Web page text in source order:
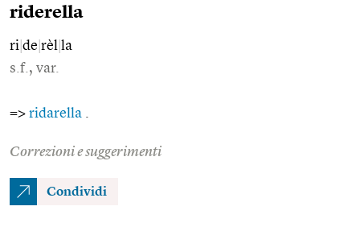
riderella
ri de rèl la
s.f., var.
=> ridarella
Correzioni e suggerimenti
Condividi